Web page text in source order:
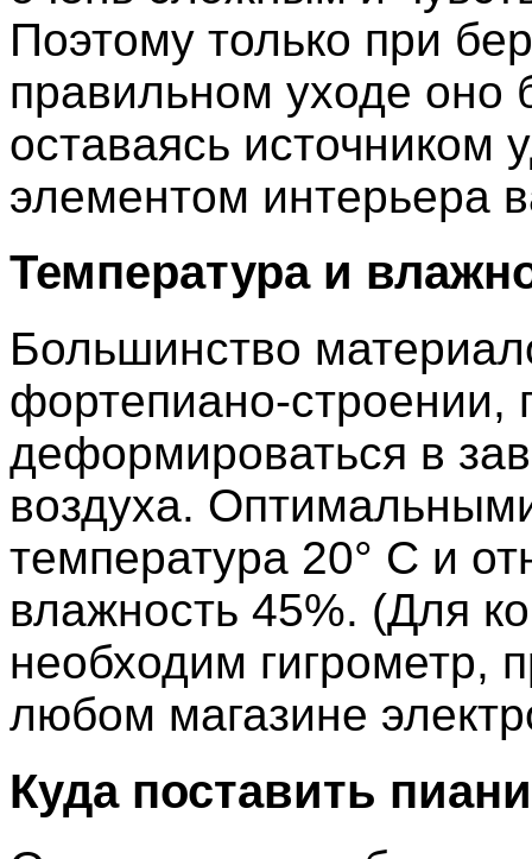
Поэтому только при
правильном уходе оно
оставаясь источником
элементом интерьера
Температура и
Большинство
фортепиано-строении,
деформироваться в
воздуха.
температура 20° С и
влажность 45%. (Для
необходим гигрометр,
любом магазине
Куда поставить